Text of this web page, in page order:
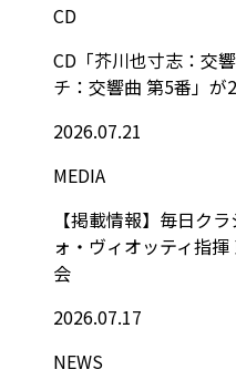
CD
CD「芥川也寸志：交
チ：交響曲 第5番」
2026.07.21
MEDIA
【掲載情報】毎日ク
ォ・ヴィオッティ指
会
2026.07.17
NEWS